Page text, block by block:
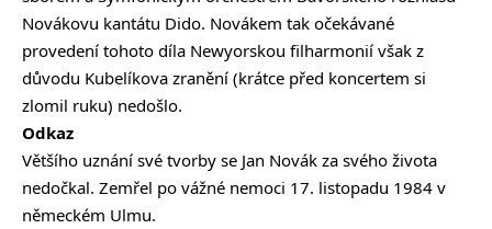
Novákovu kantátu Dido. Novákem tak očekávané
provedení tohoto díla Newyorskou filharmonií však z
důvodu Kubelíkova zranění (krátce před koncertem si
zlomil ruku) nedošlo.
Odkaz
Většího uznání své tvorby se Jan Novák za svého života
nedočkal. Zemřel po vážné nemoci 17. listopadu 1984 v
německém Ulmu.